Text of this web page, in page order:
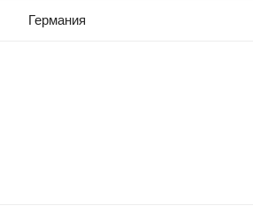
Германия